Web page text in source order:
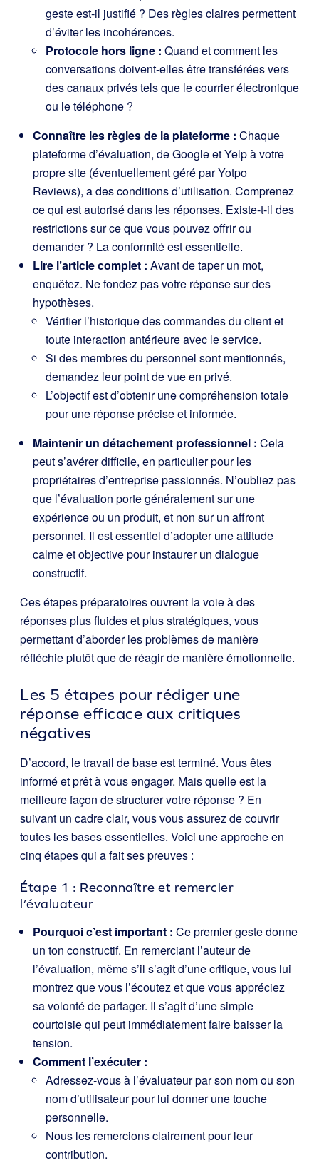
geste est-il justifié ? Des règles claires permettent
d’éviter les incohérences.
Protocole hors ligne : Quand et comment les
conversations doivent-elles être transférées vers
des canaux privés tels que le courrier électronique
ou le téléphone ?
Connaître les règles de la plateforme : Chaque
plateforme d’évaluation, de Google et Yelp à votre
propre site (éventuellement géré parYotpo
Reviews), a des conditions d’utilisation. Comprenez
ce qui est autorisé dans les réponses. Existe-t-il des
restrictions sur ce que vous pouvez offrir ou
demander ? La conformité est essentielle.
Lire l’article complet : Avant de taper un mot,
enquêtez. Ne fondez pas votre réponse sur des
hypothèses.
Vérifier l’historique des commandes du client et
toute interaction antérieure avec le service.
Si des membres du personnel sont mentionnés,
demandez leur point de vue en privé.
L’objectif est d’obtenir une compréhension totale
pour une réponse précise et informée.
Maintenir un détachement professionnel : Cela
peut s’avérer difficile, en particulier pour les
propriétaires d’entreprise passionnés. N’oubliez pas
que l’évaluation porte généralement sur une
expérience ou un produit, et non sur un affront
personnel. Il est essentiel d’adopter une attitude
calme et objective pour instaurer un dialogue
constructif.
Ces étapes préparatoires ouvrent la voie à des
réponses plus fluides et plus stratégiques, vous
permettant d’aborder les problèmes de manière
réfléchie plutôt que de réagir de manière émotionnelle.
Les 5 étapes pour rédiger une
réponse efficace aux critiques
négatives
D’accord, le travail de base est terminé. Vous êtes
informé et prêt à vous engager. Mais quelle est la
meilleure façon de structurer votre réponse ? En
suivant un cadre clair, vous vous assurez de couvrir
toutes les bases essentielles. Voici une approche en
cinq étapes qui a fait ses preuves :
Étape 1 : Reconnaître et remercier
l’évaluateur
Pourquoi c’est important : Ce premier geste donne
un ton constructif. En remerciant l’auteur de
l’évaluation, même s’il s’agit d’une critique, vous lui
montrez que vous l’écoutez et que vous appréciez
sa volonté de partager. Il s’agit d’une simple
courtoisie qui peut immédiatement faire baisser la
tension.
Comment l’exécuter :
Adressez-vous à l’évaluateur par son nom ou son
nom d’utilisateur pour lui donner une touche
personnelle.
Nous les remercions clairement pour leur
contribution.